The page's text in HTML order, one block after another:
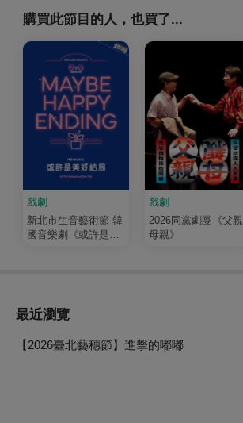
購買此節目的人，也買了...
戲劇
新北市生音藝術節-韓
國音樂劇《或許是美
戲劇
2026同黨劇團《父親
母親》
最近瀏覽
【2026臺北藝穗節】進擊的嘟嘟